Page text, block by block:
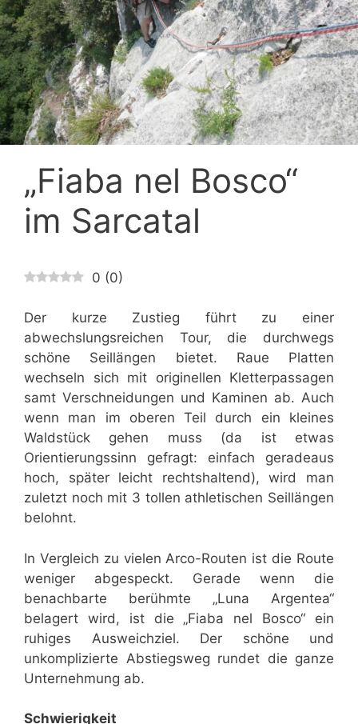
„Fiaba nel Bosco“
im Sarcatal
0 (0)
Der kurze Zustieg führt zu einer
abwechslungsreichen Tour, die durchwegs
schöne Seillängen bietet. Raue Platten
wechseln sich mit originellen Kletterpassagen
samt Verschneidungen und Kaminen ab. Auch
wenn man im oberen Teil durch ein kleines
Waldstück gehen muss (da ist etwas
Orientierungssinn gefragt: einfach geradeaus
hoch, später leicht rechtshaltend), wird man
zuletzt noch mit 3 tollen athletischen Seillängen
belohnt.
In Vergleich zu vielen Arco-Routen ist die Route
weniger abgespeckt. Gerade wenn die
benachbarte berühmte „Luna Argentea“
belagert wird, ist die „Fiaba nel Bosco“ ein
ruhiges Ausweichziel. Der schöne und
unkomplizierte Abstiegsweg rundet die ganze
Unternehmung ab.
Schwierigkeit